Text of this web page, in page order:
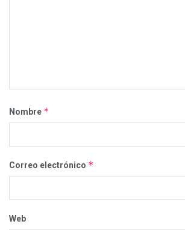
Nombre *
Correo electrónico *
Web